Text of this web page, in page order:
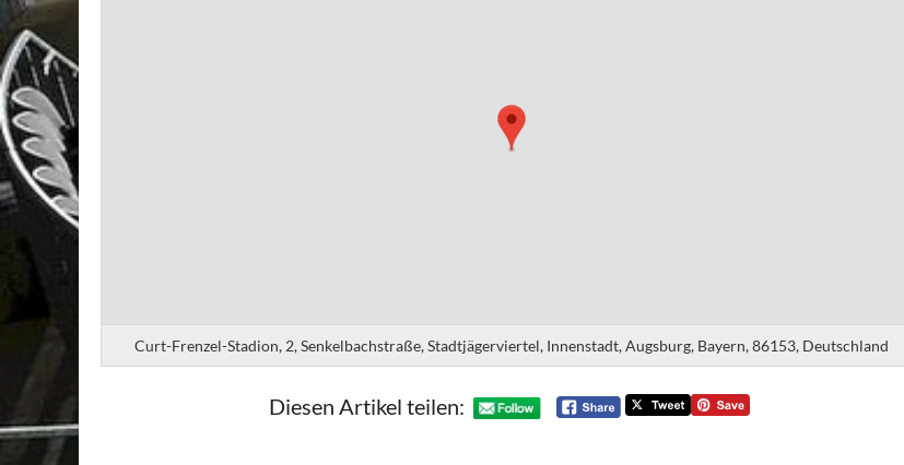
Curt-Frenzel-Stadion, 2, Senkelbachstraße, Stadtjägerviertel, Innenstadt, Augsburg, Bayern, 86153, Deutschland
Diesen Artikel teilen: